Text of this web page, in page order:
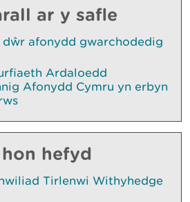
ar y safle
dŵr afonydd gwarchodedig
Ardaloedd
Afonydd Cymru yn erbyn
hefyd
Tirlenwi Withyhedge